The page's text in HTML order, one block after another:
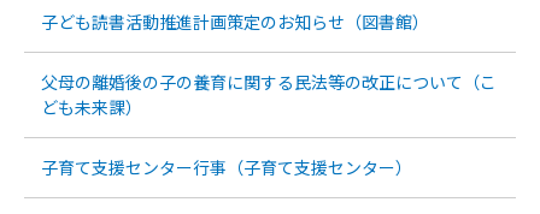
子ども読書活動推進計画策定のお知らせ（図書館）
父母の離婚後の子の養育に関する民法等の改正について（こ
ども未来課）
子育て支援センター行事（子育て支援センター）